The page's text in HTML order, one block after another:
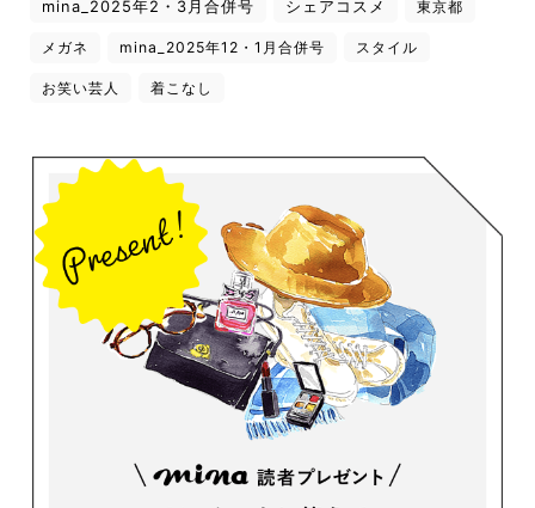
mina_2025年2・3月合併号 シェアコスメ 東京都
メガネ mina_2025年12・1月合併号 スタイル
お笑い芸人 着こなし